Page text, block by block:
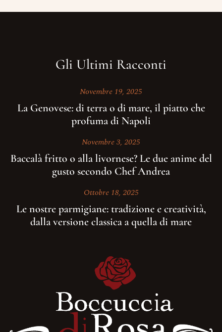
Gli Ultimi Racconti
Novembre 19, 2025
La Genovese: di terra o di mare, il piatto che
profuma di Napoli
Novembre 3, 2025
Baccalà fritto o alla livornese? Le due anime del
gusto secondo Chef Andrea
Ottobre 18, 2025
Le nostre parmigiane: tradizione e creatività,
dalla versione classica a quella di mare
Data